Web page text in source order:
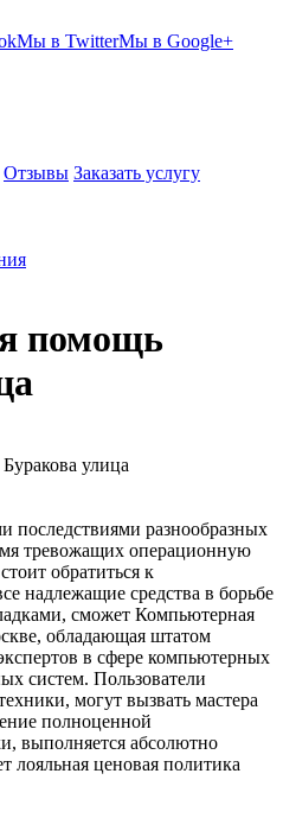
Мы в TwitterМы в Google+
Отзывы Заказать услугу
помощь
последствиями разнообразных
тревожащих операционную
обратиться к
надлежащие средства в борьбе
сможет Компьютерная
обладающая штатом
в сфере компьютерных
систем. Пользователи
могут вызвать мастера
полноценной
выполняется абсолютно
лояльная ценовая политика